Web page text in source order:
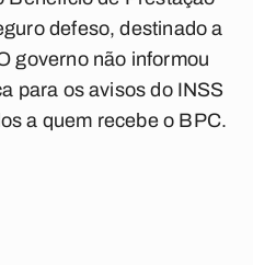
defeso, destinado a
governo não informou
para os avisos do INSS
a quem recebe o BPC.